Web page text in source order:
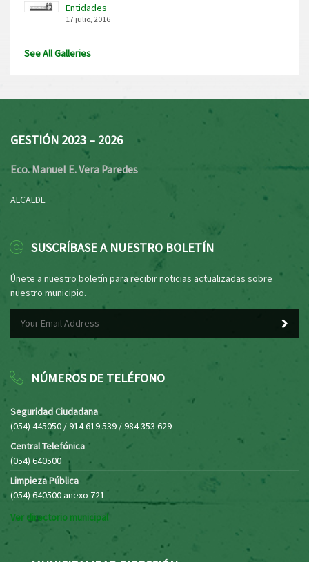
Entidades
17 julio, 2016
See All Galleries
GESTIÓN 2023 – 2026
Eco. Manuel E. Vera Paredes
ALCALDE
SUSCRÍBASE A NUESTRO BOLETÍN
Únete a nuestro boletín para recibir noticias actualizadas sobre
nuestro municipio.
NÚMEROS DE TELÉFONO
Seguridad Ciudadana
(054) 445050 / 914 619 539 / 984 353 629
Central Telefónica
(054) 640500
Limpieza Pública
(054) 640500 anexo 721
Ver directorio municipal